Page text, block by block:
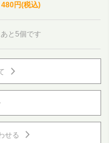
480円(税込)
あと5個です
せる